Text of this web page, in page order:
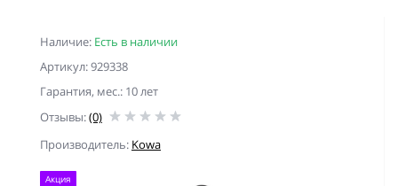
Наличие: Есть в наличии
Артикул: 929338
Гарантия, мес.: 10 лет
Отзывы:(0)
Производитель: Kowa
Акция